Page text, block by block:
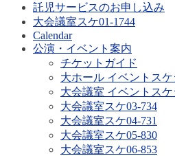
託児サービスのお申し込み
大会議室スケ01-1744
Calendar
公演・イベント案内
チケットガイド
大ホール イベントス
大会議室 イベントス
大会議室スケ03-734
大会議室スケ04-731
大会議室スケ05-830
大会議室スケ06-853